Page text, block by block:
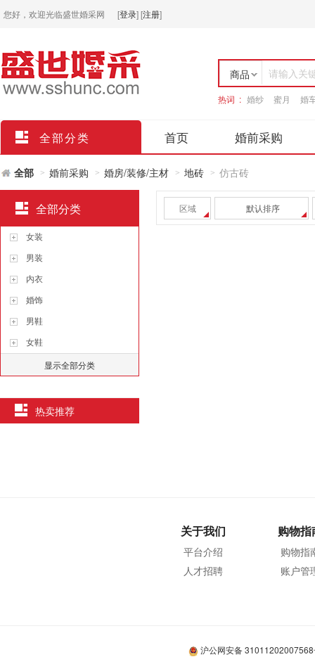
您好，欢迎光临盛世婚采网 [登录][注册]
商品
店铺
请输入关
热词 : 婚纱 蜜月 婚
全部分类 首页 婚前采购
全部 > 婚前采购 > 婚房/装修/主材 > 地砖 > 仿古砖
区域 默认排序
全部分类
女装
男装
内衣
婚饰
男鞋
女鞋
显示全部分类
热卖推荐
关于我们
平台介绍
人才招聘
购物指
购物指
账户管
沪公网安备 31011202007568